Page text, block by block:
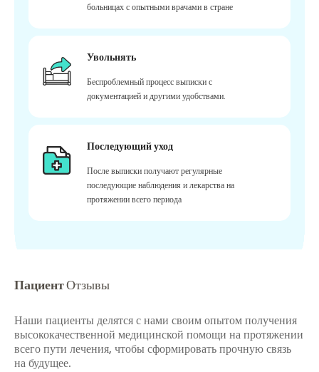
больницах с опытными врачами в стране
Увольнять
Беспроблемный процесс выписки с
документацией и другими удобствами.
Последующий уход
После выписки получают регулярные
последующие наблюдения и лекарства на
протяжении всего периода
ПациентОтзывы
Наши пациенты делятся с нами своим опытом получения
высококачественной медицинской помощи на протяжении
всего пути лечения, чтобы сформировать прочную связь
на будущее.